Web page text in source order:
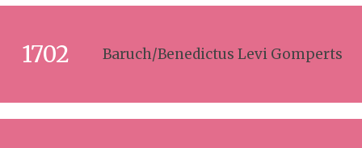
1702 Baruch/Benedictus Levi Gomperts